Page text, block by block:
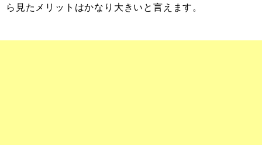
ら見たメリットはかなり大きいと言えます。